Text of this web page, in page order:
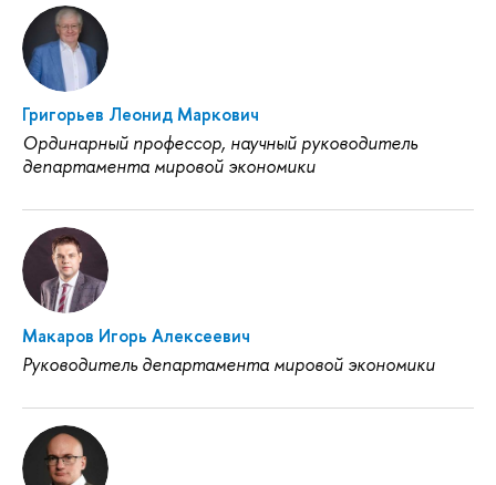
Григорьев Леонид Маркович
Ординарный профессор, научный руководитель
департамента мировой экономики
Макаров Игорь Алексеевич
Руководитель департамента мировой экономики